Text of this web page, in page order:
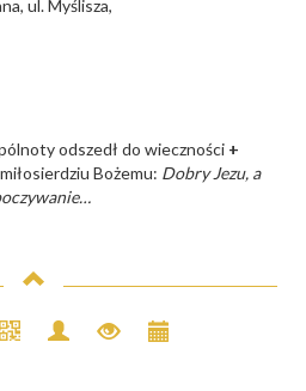
ul. Myślisza,
odszedł do wieczności +
Bożemu: Dobry Jezu, a